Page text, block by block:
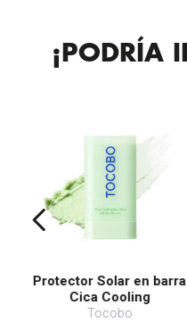
¡PODRÍA
Protector Solar en barra
Cica Cooling
Tocobo